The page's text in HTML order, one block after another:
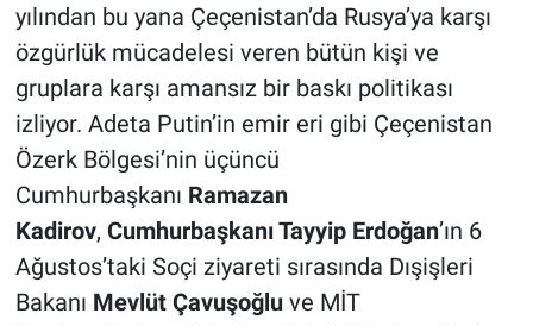
yılından bu yana Çeçenistan’da Rusya’ya karşı
özgürlük mücadelesi veren bütün kişi ve
gruplara karşı amansız bir baskı politikası
izliyor. Adeta Putin’in emir eri gibi Çeçenistan
Özerk Bölgesi’nin üçüncü
Cumhurbaşkanı Ramazan
Kadirov, Cumhurbaşkanı Tayyip Erdoğan’ın 6
Ağustos’taki Soçi ziyareti sırasında Dışişleri
Bakanı Mevlüt Çavuşoğlu ve MİT